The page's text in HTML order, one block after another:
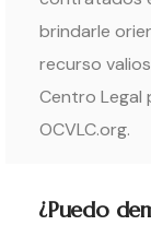
brindarle
recurso
Centro Legal
OCVLC.org.
¿Puedo